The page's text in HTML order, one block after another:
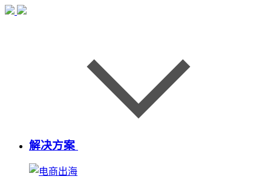
解决方案